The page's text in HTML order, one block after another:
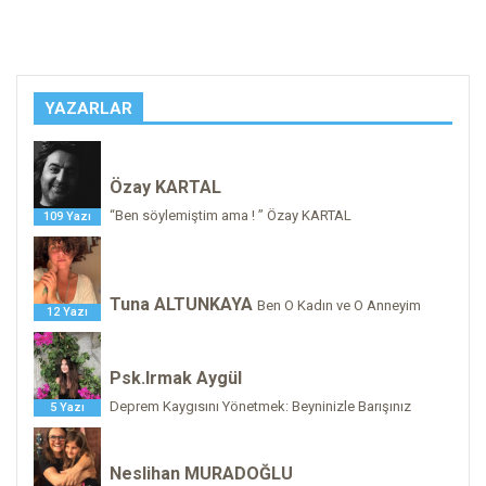
YAZARLAR
109 Yazı
Özay KARTAL
“Ben söylemiştim ama ! ” Özay KARTAL
12 Yazı Tuna ALTUNKAYA Ben O Kadın ve O Anneyim
5 Yazı
Psk.Irmak Aygül
Deprem Kaygısını Yönetmek: Beyninizle Barışınız
Neslihan MURADOĞLU